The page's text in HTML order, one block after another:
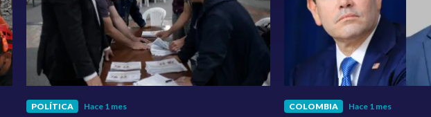
POLÍTICA Hace 1 mes COLOMBIA Hace 1 mes